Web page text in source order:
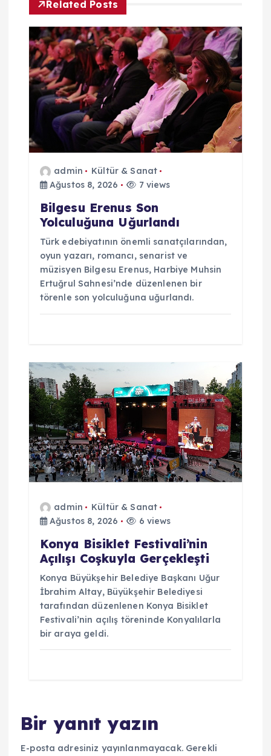
z
n
m
e
Related Posts
admin
Kültür & Sanat
Ağustos 8, 2026
7 views
Bilgesu Erenus Son
Yolculuğuna Uğurlandı
Türk edebiyatının önemli sanatçılarından,
oyun yazarı, romancı, senarist ve
müzisyen Bilgesu Erenus, Harbiye Muhsin
Ertuğrul Sahnesi’nde düzenlenen bir
törenle son yolculuğuna uğurlandı.
admin
Kültür & Sanat
Ağustos 8, 2026
6 views
Konya Bisiklet Festivali’nin
Açılışı Coşkuyla Gerçekleşti
Konya Büyükşehir Belediye Başkanı Uğur
İbrahim Altay, Büyükşehir Belediyesi
tarafından düzenlenen Konya Bisiklet
Festivali’nin açılış töreninde Konyalılarla
bir araya geldi.
Bir yanıt yazın
E-posta adresiniz yayınlanmayacak. Gerekli